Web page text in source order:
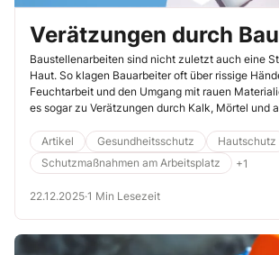
Verätzungen durch
Baustellenarbeiten sind nicht zuletzt auch eine
Haut. So klagen Bauarbeiter oft über rissige
Feuchtarbeit und den Umgang mit rauen
es sogar zu Verätzungen durch Kalk, Mörtel und
Artikel
Gesundheitsschutz
Hautschutz
Schutzmaßnahmen am Arbeitsplatz
+1
22.12.2025·1 Min Lesezeit